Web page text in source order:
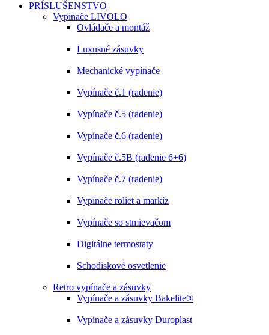
PRÍSLUŠENSTVO
Vypínače LIVOLO
Ovládače a montáž
Luxusné zásuvky
Mechanické vypínače
Vypínače č.1 (radenie)
Vypínače č.5 (radenie)
Vypínače č.6 (radenie)
Vypínače č.5B (radenie 6+6)
Vypínače č.7 (radenie)
Vypínače roliet a markíz
Vypínače so stmievačom
Digitálne termostaty
Schodiskové osvetlenie
Retro vypínače a zásuvky
Vypínače a zásuvky Bakelite®
Vypínače a zásuvky Duroplast